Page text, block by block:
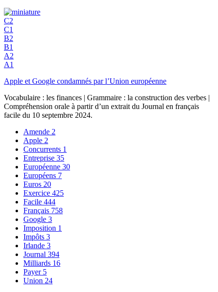
C2
C1
B2
B1
A2
A1
Apple et Google condamnés par l’Union européenne
Vocabulaire : les finances | Grammaire : la construction des verbes |
Compréhension orale à partir d’un extrait du Journal en français
facile du 10 septembre 2024.
Amende 2
Apple 2
Concurrents 1
Entreprise 35
Européenne 30
Européens 7
Euros 20
Exercice 425
Facile 444
Français 758
Google 3
Imposition 1
Impôts 3
Irlande 3
Journal 394
Milliards 16
Payer 5
Union 24